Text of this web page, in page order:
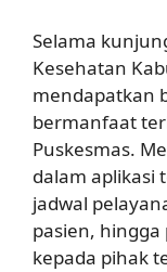
Selama
Kesehatan
mendapatkan
bermanfaat
Puskesmas.
dalam aplikasi
jadwal
pasien,
kepada pihak